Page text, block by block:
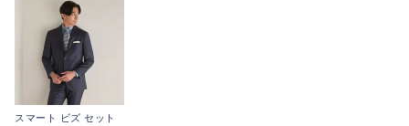
スマート ビズ セット